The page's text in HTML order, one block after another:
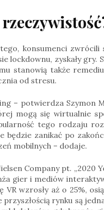
konsumenci zwrócili
lockdownu, zyskały gry.
stanowią także
od stresu.
– potwierdza Szymon
mogą się wirtualnie
tego rodzaju
będzie zanikać po
mobilnych – dodaje.
Company pt. „2020
gier i mediów
wzrosły aż o 25%,
rynku są